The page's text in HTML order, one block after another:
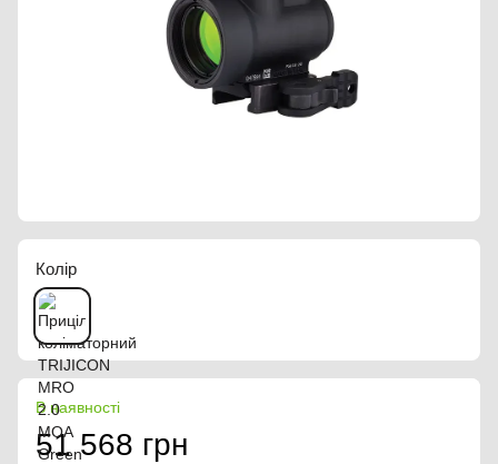
Колір
В наявності
51 568 грн